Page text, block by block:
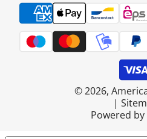
© 2026,
|
Powered